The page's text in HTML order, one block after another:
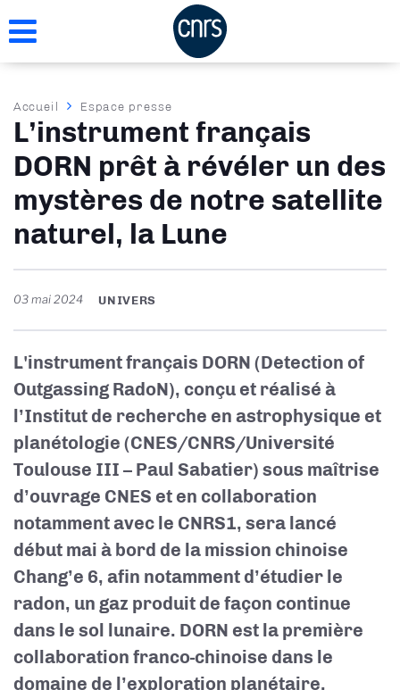
au
Fil
d'Ariane
Accueil Espace presse
L’instrument français
DORN prêt à révéler un des
mystères de notre satellite
naturel, la Lune
03 mai 2024 UNIVERS
L'instrument français DORN (Detection of
Outgassing RadoN), conçu et réalisé à
l’Institut de recherche en astrophysique et
planétologie (CNES/CNRS/Université
Toulouse III – Paul Sabatier) sous maîtrise
d’ouvrage CNES et en collaboration
notamment avec le CNRS1, sera lancé
début mai à bord de la mission chinoise
Chang’e 6, afin notamment d’étudier le
radon, un gaz produit de façon continue
dans le sol lunaire. DORN est la première
collaboration franco-chinoise dans le
domaine de l’exploration planétaire,